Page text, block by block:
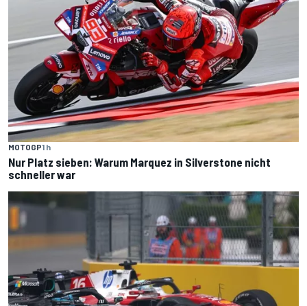
MOTOGP1 h
Nur Platz sieben: Warum Marquez in Silverstone nicht
schneller war